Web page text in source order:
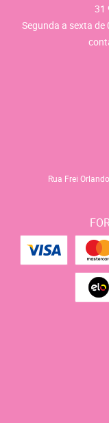
31
Segunda a sexta de
Rua Frei